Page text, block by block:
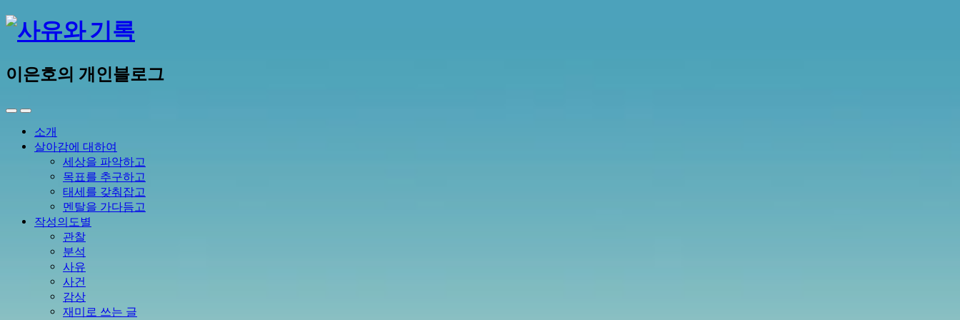
이은호의 개인블로그
소개
살아감에 대하여
세상을 파악하고
목표를 추구하고
태세를 갖춰잡고
멘탈을 가다듬고
작성의도별
관찰
분석
사유
사건
감상
재미로 쓰는 글